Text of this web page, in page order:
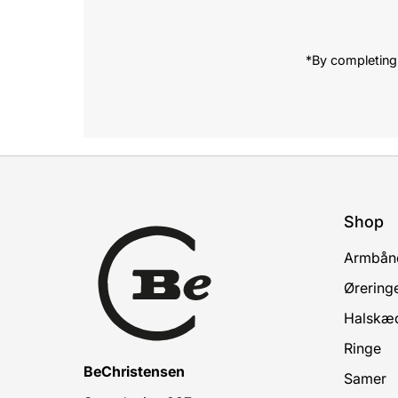
*By
BeChristensen
Shop
Ringe
Samer